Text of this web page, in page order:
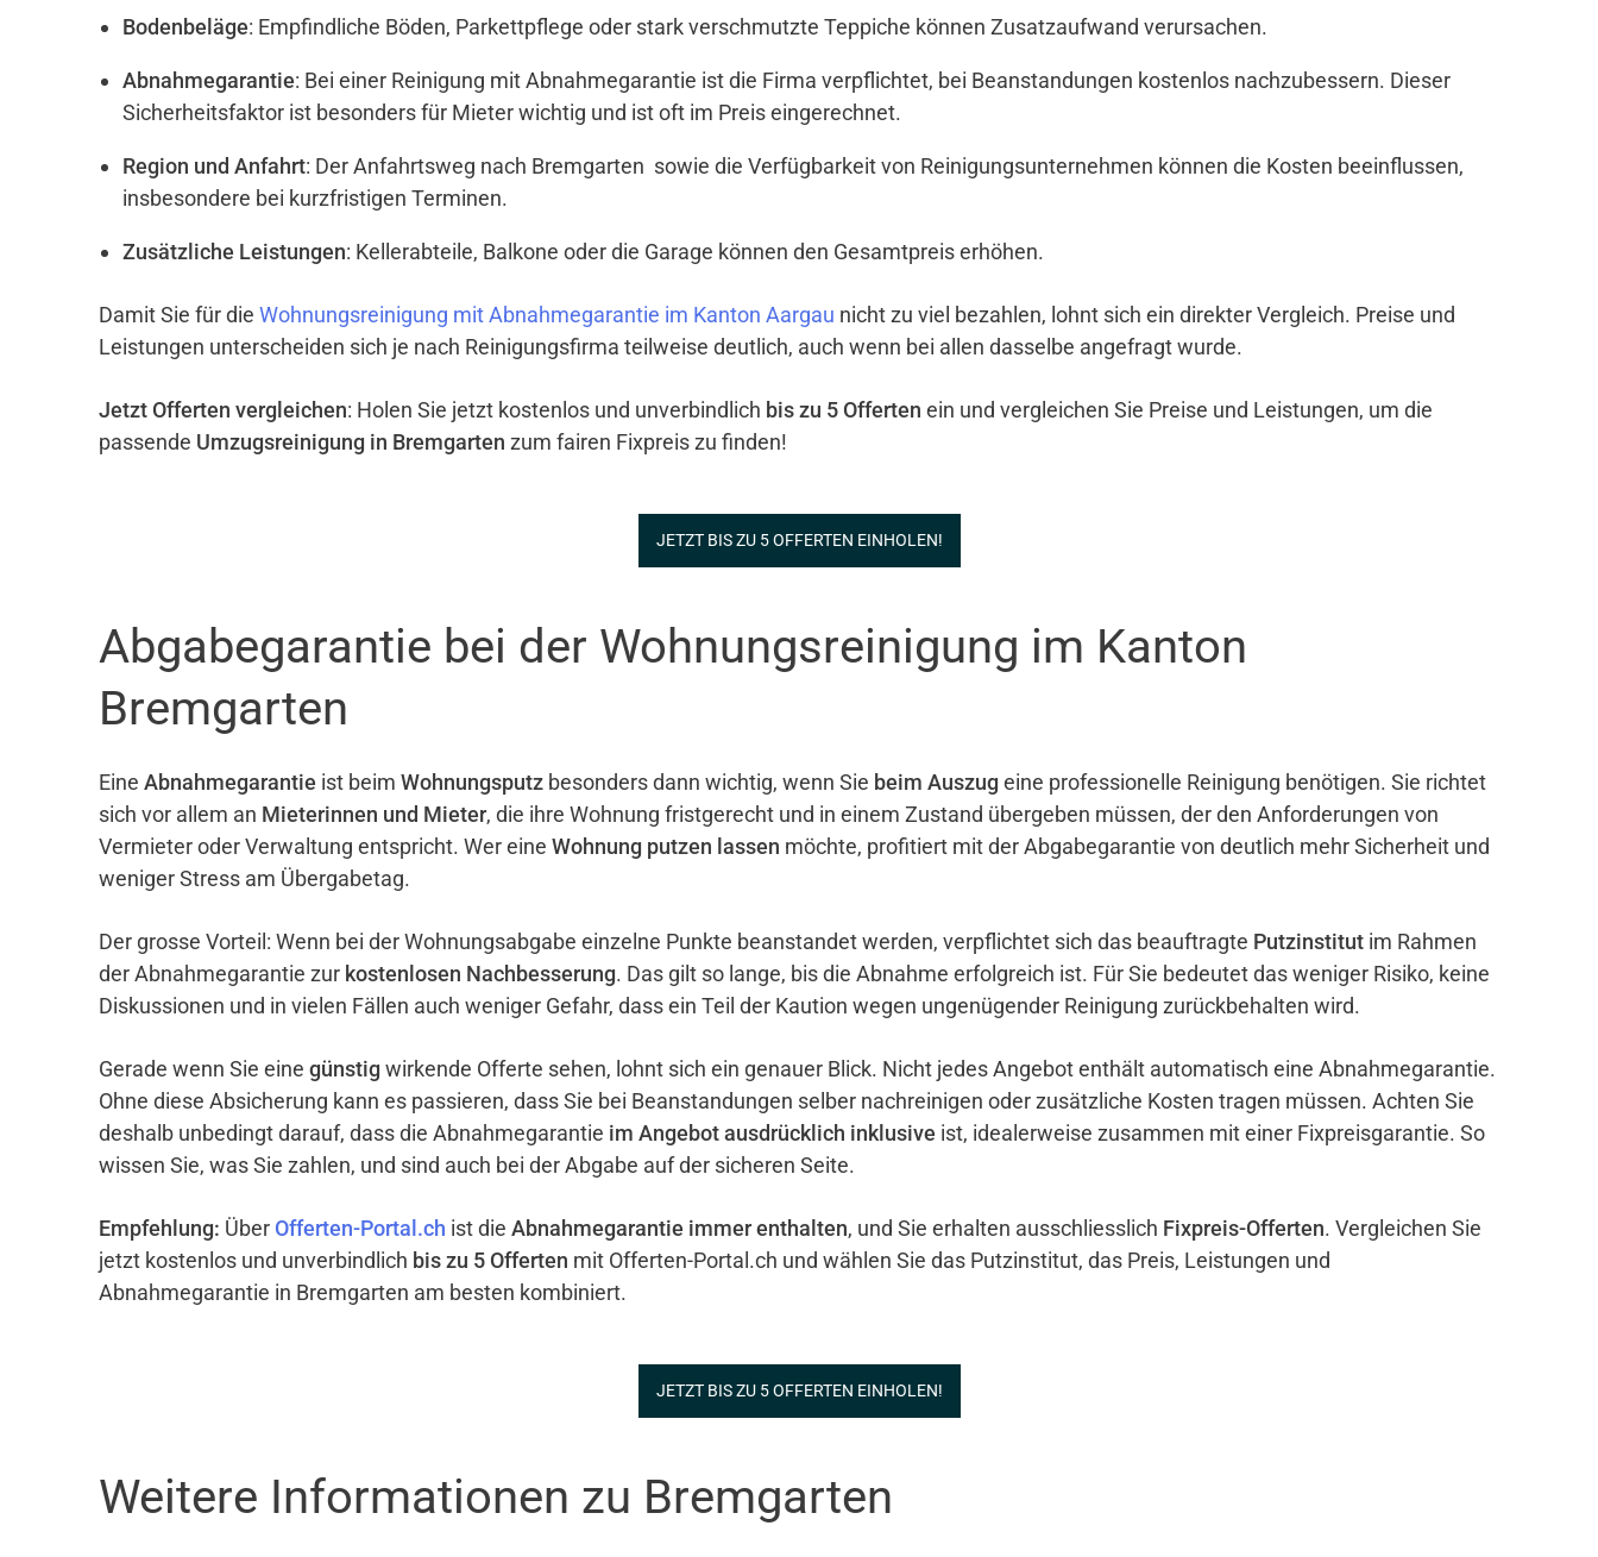
Bodenbeläge: Empfindliche Böden, Parkettpflege oder stark verschmutzte Teppiche können Zusatzaufwand verursachen.
Abnahmegarantie: Bei einer Reinigung mit Abnahmegarantie ist die Firma verpflichtet, bei Beanstandungen kostenlos nachzubessern. Dieser
Sicherheitsfaktor ist besonders für Mieter wichtig und ist oft im Preis eingerechnet.
Region und Anfahrt: Der Anfahrtsweg nach Bremgarten sowie die Verfügbarkeit von Reinigungsunternehmen können die Kosten beeinflussen,
insbesondere bei kurzfristigen Terminen.
Zusätzliche Leistungen: Kellerabteile, Balkone oder die Garage können den Gesamtpreis erhöhen.
Damit Sie für die Wohnungsreinigung mit Abnahmegarantie im Kanton Aargau nicht zu viel bezahlen, lohnt sich ein direkter Vergleich. Preise und
Leistungen unterscheiden sich je nach Reinigungsfirma teilweise deutlich, auch wenn bei allen dasselbe angefragt wurde.
Jetzt Offerten vergleichen: Holen Sie jetzt kostenlos und unverbindlich bis zu 5 Offerten ein und vergleichen Sie Preise und Leistungen, um die
passende Umzugsreinigung in Bremgarten zum fairen Fixpreis zu finden!
JETZT BIS ZU 5 OFFERTEN EINHOLEN!
Abgabegarantie bei der Wohnungsreinigung im Kanton
Bremgarten
Eine Abnahmegarantie ist beim Wohnungsputz besonders dann wichtig, wenn Sie beim Auszug eine professionelle Reinigung benötigen. Sie richtet
sich vor allem an Mieterinnen und Mieter, die ihre Wohnung fristgerecht und in einem Zustand übergeben müssen, der den Anforderungen von
Vermieter oder Verwaltung entspricht. Wer eine Wohnung putzen lassen möchte, profitiert mit der Abgabegarantie von deutlich mehr Sicherheit und
weniger Stress am Übergabetag.
Der grosse Vorteil: Wenn bei der Wohnungsabgabe einzelne Punkte beanstandet werden, verpflichtet sich das beauftragte Putzinstitut im Rahmen
der Abnahmegarantie zur kostenlosen Nachbesserung. Das gilt so lange, bis die Abnahme erfolgreich ist. Für Sie bedeutet das weniger Risiko, keine
Diskussionen und in vielen Fällen auch weniger Gefahr, dass ein Teil der Kaution wegen ungenügender Reinigung zurückbehalten wird.
Gerade wenn Sie eine günstig wirkende Offerte sehen, lohnt sich ein genauer Blick. Nicht jedes Angebot enthält automatisch eine Abnahmegarantie.
Ohne diese Absicherung kann es passieren, dass Sie bei Beanstandungen selber nachreinigen oder zusätzliche Kosten tragen müssen. Achten Sie
deshalb unbedingt darauf, dass die Abnahmegarantie im Angebot ausdrücklich inklusive ist, idealerweise zusammen mit einer Fixpreisgarantie. So
wissen Sie, was Sie zahlen, und sind auch bei der Abgabe auf der sicheren Seite.
Empfehlung: Über Offerten-Portal.ch ist die Abnahmegarantie immer enthalten, und Sie erhalten ausschliesslich Fixpreis-Offerten. Vergleichen Sie
jetzt kostenlos und unverbindlich bis zu 5 Offerten mit Offerten-Portal.ch und wählen Sie das Putzinstitut, das Preis, Leistungen und
Abnahmegarantie in Bremgarten am besten kombiniert.
JETZT BIS ZU 5 OFFERTEN EINHOLEN!
Weitere Informationen zu Bremgarten